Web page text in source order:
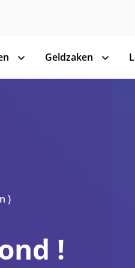
toon
Geldzaken
toon
)
!